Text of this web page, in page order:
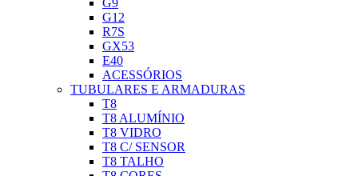
G9
G12
R7S
GX53
E40
ACESSÓRIOS
TUBULARES E ARMADURAS
T8
T8 ALUMÍNIO
T8 VIDRO
T8 C/ SENSOR
T8 TALHO